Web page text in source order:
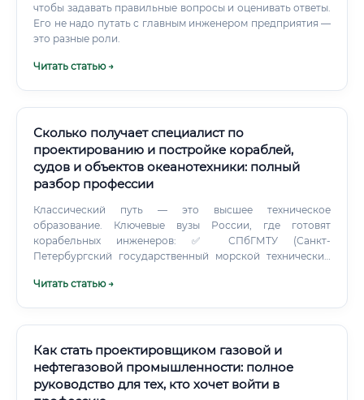
чтобы задавать правильные вопросы и оценивать ответы.
Его не надо путать с главным инженером предприятия —
это разные роли.
Читать статью →
Сколько получает специалист по
проектированию и постройке кораблей,
судов и объектов океанотехники: полный
разбор профессии
Классический путь — это высшее техническое
образование. Ключевые вузы России, где готовят
корабельных инженеров: ✅ СПбГМТУ (Санкт-
Петербургский государственный морской технический
отрасли ✅ ГУМРФ им.
Читать статью →
Как стать проектировщиком газовой и
нефтегазовой промышленности: полное
руководство для тех, кто хочет войти в